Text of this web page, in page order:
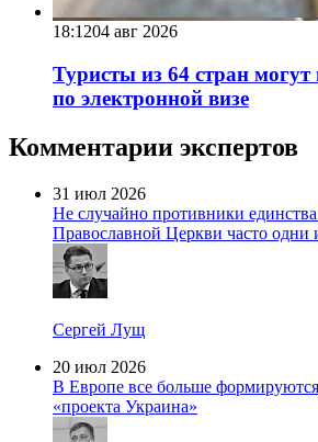
18:1204 авг 2026
Туристы из 64 стран могут
по электронной визе
Комментарии экспертов
31 июл 2026
Не случайно противники
Православной Церкви часто одни
Сергей Лущ
20 июл 2026
В Европе все больше
«проекта Украина»